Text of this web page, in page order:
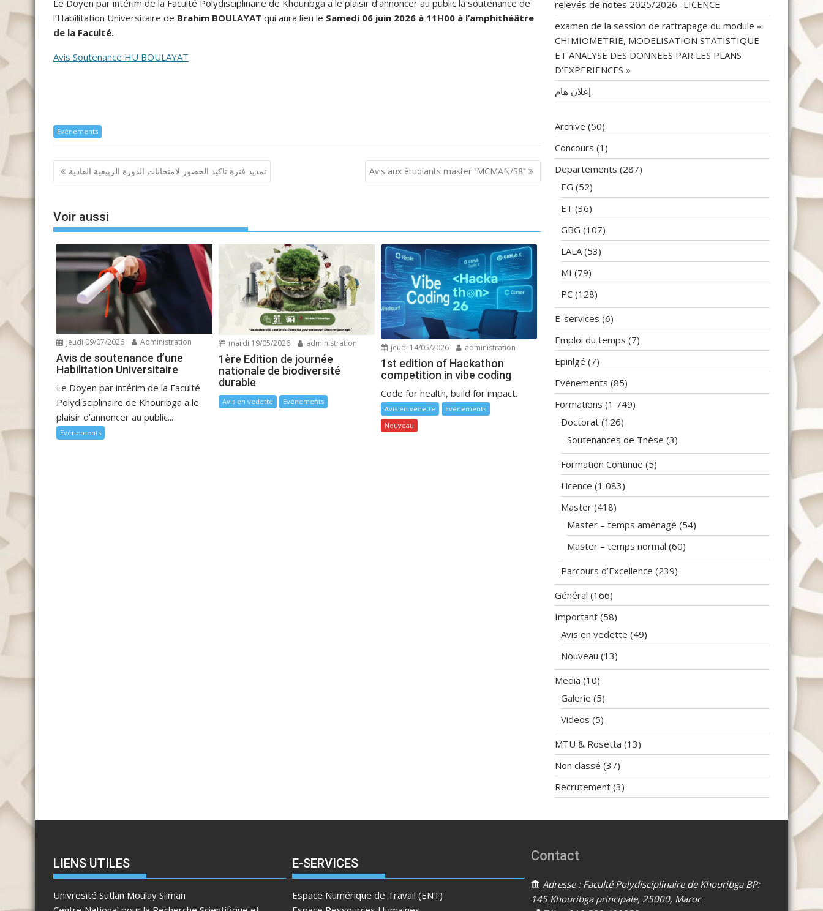
Le Doyen par intérim de la Faculté Polydisciplinaire de Khouribga a le plaisir d’annoncer au public la soutenance de
l’Habilitation Universitaire de Brahim BOULAYAT qui aura lieu le Samedi 06 juin 2026 à 11H00 à l’amphithéâtre
de la Faculté.
Avis Soutenance HU BOULAYAT
Evénements
Navigation
de
تمديد فترة تاكيد الحضور لامتحانات الدورة الربيعية العادية Avis aux étudiants master ‘’MCMAN/S8’’
Voir aussi
jeudi 09/07/2026 Administration
Avis de soutenance d’une
Habilitation Universitaire
Le Doyen par intérim de la Faculté
Polydisciplinaire de Khouribga a le
plaisir d’annoncer au public...
Evénements
mardi 19/05/2026 administration
1ère Edition de journée
nationale de biodiversité
durable
Avis en vedette Evénements
jeudi 14/05/2026 administration
1st edition of Hackathon
competition in vibe coding
Code for health, build for impact.
Avis en vedette
Evénements
Nouveau
relevés de notes 2025/2026- LICENCE
examen de la session de rattrapage du module «
CHIMIOMETRIE, MODELISATION STATISTIQUE
ET ANALYSE DES DONNEES PAR LES PLANS
D’EXPERIENCES »
إعلان هام
Archive (50)
Concours (1)
Departements (287)
EG (52)
ET (36)
GBG (107)
LALA(53)
MI (79)
PC (128)
E-services (6)
Emploi du temps (7)
Epinlgé (7)
Evénements (85)
Formations (1 749)
Doctorat (126)
Soutenances de Thèse (3)
Formation Continue (5)
Licence (1 083)
Master (418)
Master – temps aménagé (54)
Master – temps normal (60)
Parcours d’Excellence (239)
Général (166)
Important (58)
Avis en vedette (49)
Nouveau (13)
Media (10)
Galerie (5)
Videos (5)
MTU & Rosetta (13)
Non classé (37)
Recrutement (3)
LIENS UTILES
Univresité Sutlan Moulay Sliman
E-SERVICES
Espace Numérique de Travail (ENT)
Contact
Adresse : Faculté Polydisciplinaire de Khouribga BP:
145 Khouribga principale, 25000, Maroc